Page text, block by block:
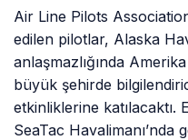
Air Line Pilots
edilen pilotlar, Alaska
anlaşmazlığında
büyük şehirde
etkinliklerine
SeaTac